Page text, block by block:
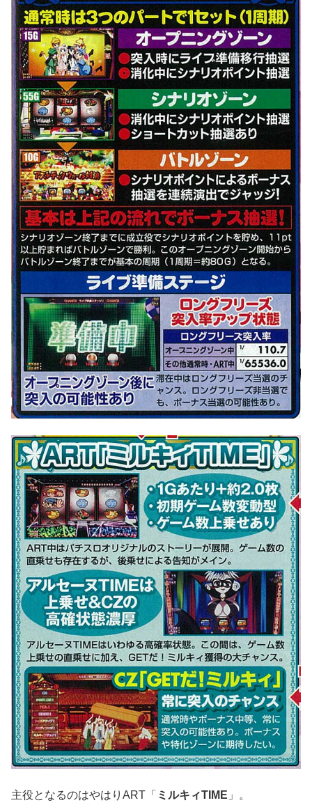
主役となるのはやはりART「 ミルキィTIME 」。